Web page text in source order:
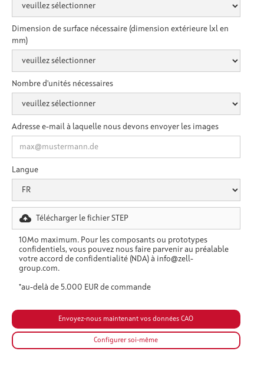
Dimension de surface nécessaire (dimension extérieure lxl en
mm)
Nombre d'unités nécessaires
Adresse e-mail à laquelle nous devons envoyer les images
Langue
Télécharger le fichier STEP
10Mo maximum. Pour les composants ou prototypes
confidentiels, vous pouvez nous faire parvenir au préalable
votre accord de confidentialité (NDA) à info@zell-
group.com.
*au-delà de 5.000 EUR de commande
Configurer soi-même